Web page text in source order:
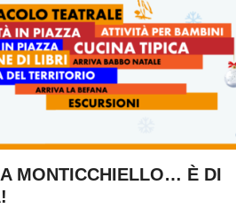
MONTICCHIELLO… È DI